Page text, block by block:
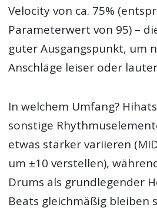
Velocity von ca. 75%
Parameterwert von 95) –
guter Ausgangspunkt, um
Anschläge leiser oder
In welchem Umfang?
sonstige
etwas stärker variieren
um ±10 verstellen),
Drums als grundlegender
Beats gleichmäßig bleiben